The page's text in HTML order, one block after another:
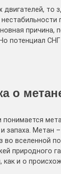
двигателей, то
причина,
потенциал
о
понимается
запаха. Метан
во вселенной
природного
как и о